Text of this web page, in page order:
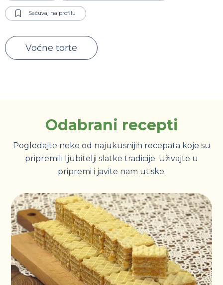
Sačuvaj na profilu
Voćne torte
Odabrani recepti
Pogledajte neke od najukusnijih recepata koje su
pripremili ljubitelji slatke tradicije. Uživajte u
pripremi i javite nam utiske.